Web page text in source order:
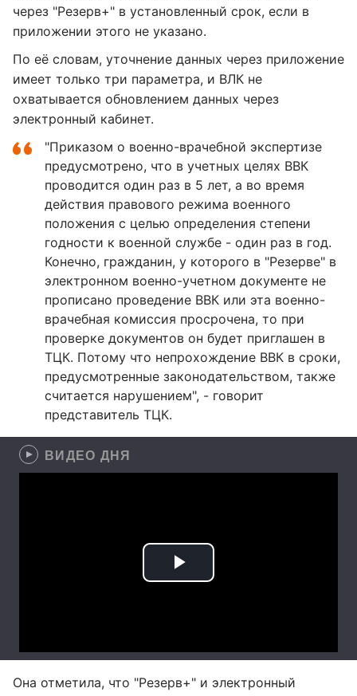
через "Резерв+" в установленный срок, если в
приложении этого не указано.
По её словам, уточнение данных через приложение
имеет только три параметра, и ВЛК не
охватывается обновлением данных через
электронный кабинет.
"Приказом о военно-врачебной экспертизе
предусмотрено, что в учетных целях ВВК
проводится один раз в 5 лет, а во время
действия правового режима военного
положения с целью определения степени
годности к военной службе - один раз в год.
Конечно, гражданин, у которого в "Резерве" в
электронном военно-учетном документе не
прописано проведение ВВК или эта военно-
врачебная комиссия просрочена, то при
проверке документов он будет приглашен в
ТЦК. Потому что непрохождение ВВК в сроки,
предусмотренные законодательством, также
считается нарушением", - говорит
представитель ТЦК.
ВИДЕО ДНЯ
Она отметила, что "Резерв+" и электронный